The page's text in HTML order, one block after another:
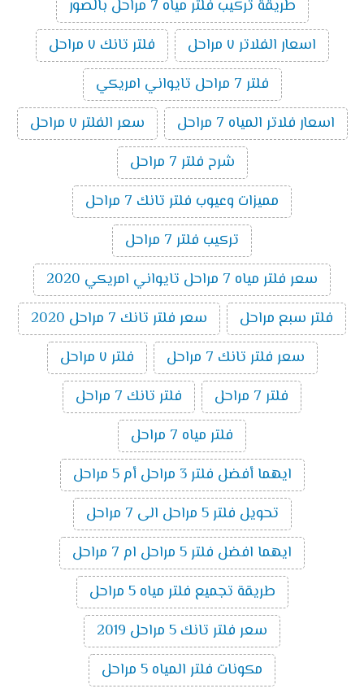
طريقة تركيب فلتر مياه 7 مراحل بالصور
اسعار الفلاتر ٧ مراحل
فلتر تانك ٧ مراحل
فلتر 7 مراحل تايواني امريكي
اسعار فلاتر المياه 7 مراحل
سعر الفلتر ٧ مراحل
شرح فلتر 7 مراحل
مميزات وعيوب فلتر تانك 7 مراحل
تركيب فلتر 7 مراحل
سعر فلتر مياه 7 مراحل تايواني امريكي 2020
فلتر سبع مراحل
سعر فلتر تانك 7 مراحل 2020
سعر فلتر تانك 7 مراحل
فلتر ٧ مراحل
فلتر 7 مراحل
فلتر تانك 7 مراحل
فلتر مياه 7 مراحل
ايهما أفضل فلتر 3 مراحل أم 5 مراحل
تحويل فلتر 5 مراحل الى 7 مراحل
ايهما افضل فلتر 5 مراحل ام 7 مراحل
طريقة تجميع فلتر مياه 5 مراحل
سعر فلتر تانك 5 مراحل 2019
مكونات فلتر المياه 5 مراحل